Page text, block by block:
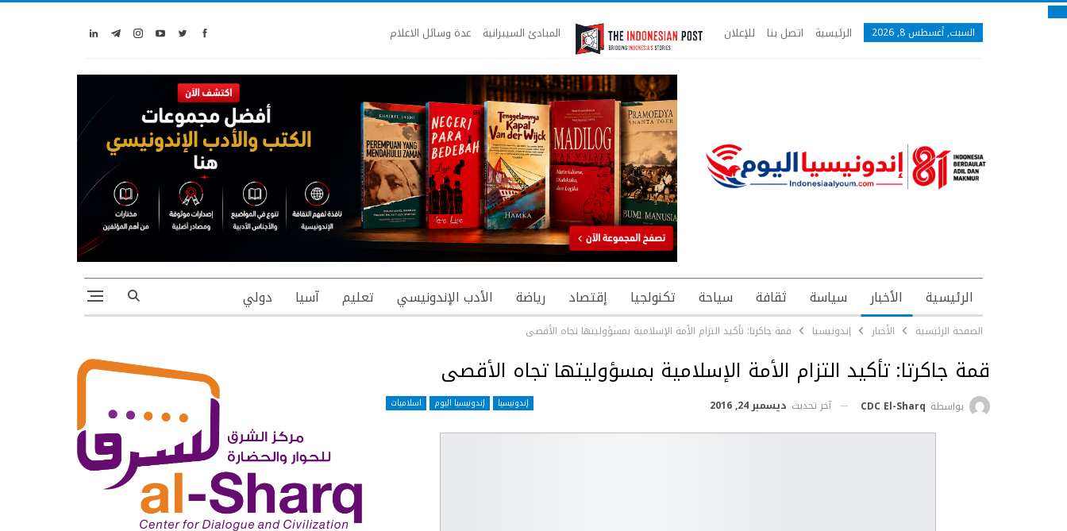
السبت, أغسطس 8, 2026 الرئيسية اتصل بنا للإعلان المبادئ السيبرانية عدة وسائل الاعلام
الرئيسية الأخبار سياسة ثقافة سياحة تكنولجيا إقتصاد رياضة الأدب الإندونيسي تعليم آسيا دولي
الصفحة الرئيسية الأخبار إندونيسيا قمة جاكرتا: تأكيد التزام الأمة الإسلامية بمسؤوليتها تجاه الأقصى
قمة جاكرتا: تأكيد التزام الأمة الإسلامية بمسؤوليتها تجاه الأقصى
إندونيسيا إندونيسيا اليوم اسلاميات بواسطة CDC El-Sharq آخر تحديث ديسمبر 24, 2016